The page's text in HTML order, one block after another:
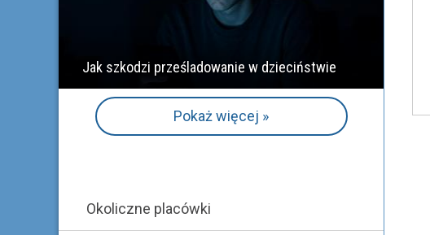
Jak szkodzi prześladowanie w dzieciństwie
Pokaż więcej »
Okoliczne placówki